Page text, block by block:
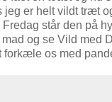
jeg er helt vildt træt
står den på
og se Vild med
forkæle os med